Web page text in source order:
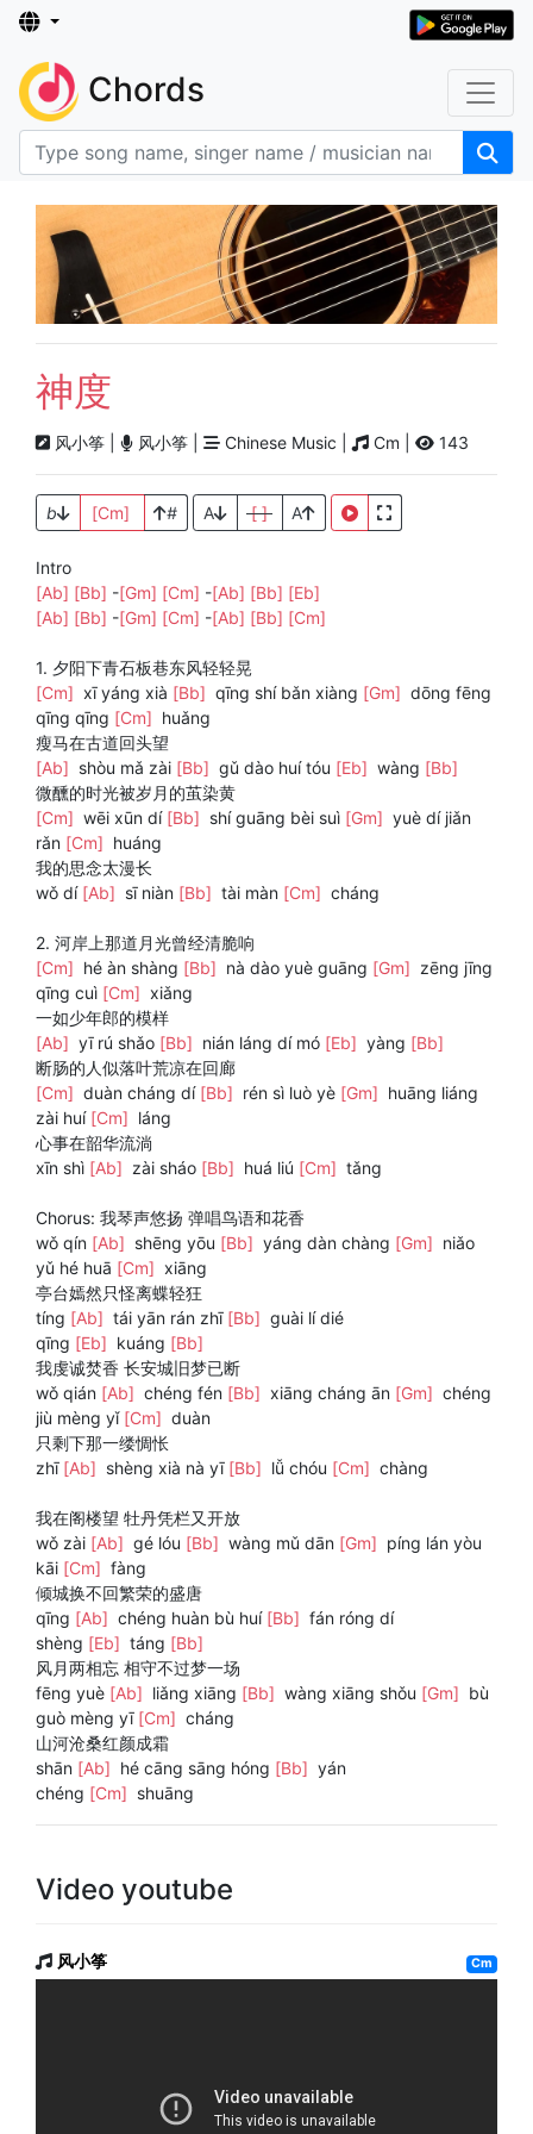
Chords
神度
风小筝 | 风小筝 | Chinese Music | Cm | 143
b [Cm] # A [ ] A
Intro
[Ab] [Bb] -[Gm] [Cm] -[Ab] [Bb] [Eb]
[Ab] [Bb] -[Gm] [Cm] -[Ab] [Bb] [Cm]
1. 夕阳下青石板巷东风轻轻晃
[Cm] xī yáng xià [Bb] qīng shí bǎn xiàng [Gm] dōng fēng
qīng qīng [Cm] huǎng
瘦马在古道回头望
[Ab] shòu mǎ zài [Bb] gǔ dào huí tóu [Eb] wàng [Bb]
微醺的时光被岁月的茧染黄
[Cm] wēi xūn dí [Bb] shí guāng bèi suì [Gm] yuè dí jiǎn
rǎn [Cm] huáng
我的思念太漫长
wǒ dí [Ab] sī niàn [Bb] tài màn [Cm] cháng
2. 河岸上那道月光曾经清脆响
[Cm] hé àn shàng [Bb] nà dào yuè guāng [Gm] zēng jīng
qīng cuì [Cm] xiǎng
一如少年郎的模样
[Ab] yī rú shǎo [Bb] nián láng dí mó [Eb] yàng [Bb]
断肠的人似落叶荒凉在回廊
[Cm] duàn cháng dí [Bb] rén sì luò yè [Gm] huāng liáng
zài huí [Cm] láng
心事在韶华流淌
xīn shì [Ab] zài sháo [Bb] huá liú [Cm] tǎng
Chorus: 我琴声悠扬 弹唱鸟语和花香
wǒ qín [Ab] shēng yōu [Bb] yáng dàn chàng [Gm] niǎo
yǔ hé huā [Cm] xiāng
亭台嫣然只怪离蝶轻狂
tíng [Ab] tái yān rán zhī [Bb] guài lí dié
qīng [Eb] kuáng [Bb]
我虔诚焚香 长安城旧梦已断
wǒ qián [Ab] chéng fén [Bb] xiāng cháng ān [Gm] chéng
jiù mèng yǐ [Cm] duàn
只剩下那一缕惆怅
zhī [Ab] shèng xià nà yī [Bb] lǚ chóu [Cm] chàng
我在阁楼望 牡丹凭栏又开放
wǒ zài [Ab] gé lóu [Bb] wàng mǔ dān [Gm] píng lán yòu
kāi [Cm] fàng
倾城换不回繁荣的盛唐
qīng [Ab] chéng huàn bù huí [Bb] fán róng dí
shèng [Eb] táng [Bb]
风月两相忘 相守不过梦一场
fēng yuè [Ab] liǎng xiāng [Bb] wàng xiāng shǒu [Gm] bù
guò mèng yī [Cm] cháng
山河沧桑红颜成霜
shān [Ab] hé cāng sāng hóng [Bb] yán
chéng [Cm] shuāng
Video youtube
风小筝 Cm